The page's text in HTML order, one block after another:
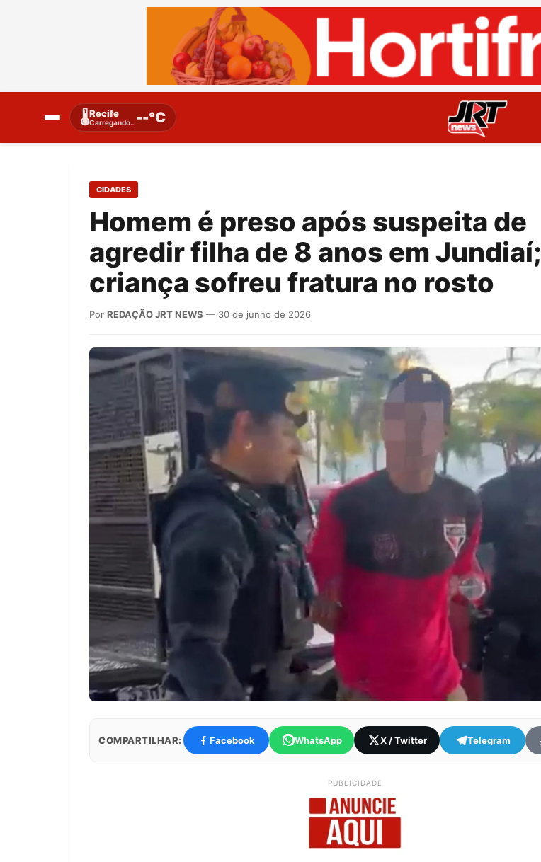
🌡️Recife
Carregando…--°C
CIDADES
Homem é preso após suspeita de
agredir filha de 8 anos em Jundiaí;
criança sofreu fratura no rosto
Por REDAÇÃO JRT NEWS — 30 de junho de 2026
COMPARTILHAR: Facebook WhatsApp X / Twitter Telegram
PUBLICIDADE